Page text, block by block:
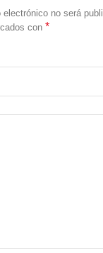
no será
con *